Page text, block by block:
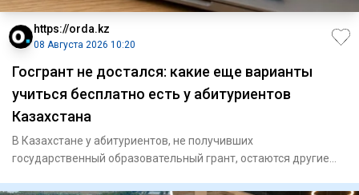
https://orda.kz
08 Августа 2026 10:20
Госгрант не достался: какие еще варианты
учиться бесплатно есть у абитуриентов
Казахстана
В Казахстане у абитуриентов, не получивших
государственный образовательный грант, остаются другие